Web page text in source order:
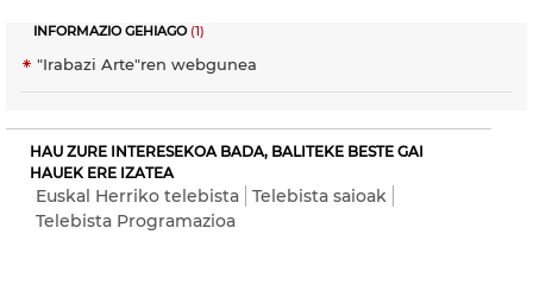
INFORMAZIO GEHIAGO(1)
"Irabazi Arte"ren webgunea
HAU ZURE INTERESEKOA BADA, BALITEKE BESTE GAI
HAUEK ERE IZATEA
Euskal Herriko telebista
Telebista saioak
Telebista Programazioa